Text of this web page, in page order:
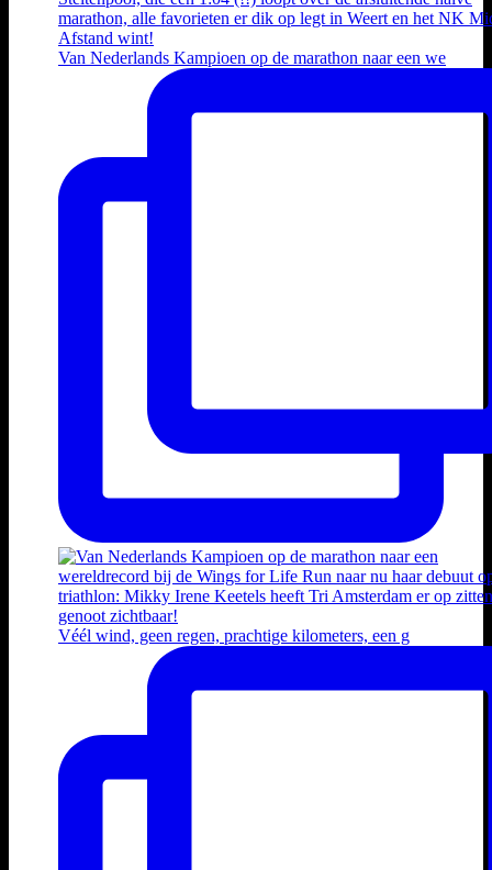
Van Nederlands Kampioen op de marathon naar een we
Véél wind, geen regen, prachtige kilometers, een g